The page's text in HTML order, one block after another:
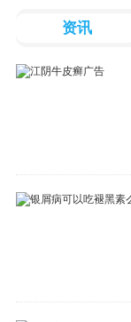
资讯